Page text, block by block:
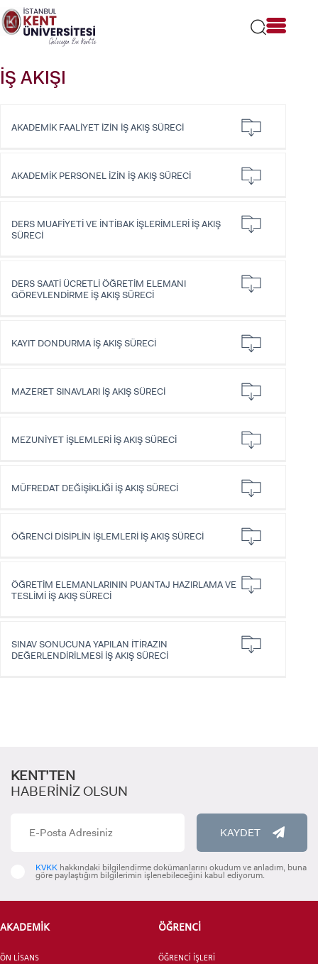
Lütfen
dikkat:
Bu
bir
INTERNATIONAL
STUDENT
LİSANSÜSTÜ EĞİTİM ENSTİTÜSÜ
İŞ AKIŞI
AKADEMİK FAALİYET İZİN İŞ AKIŞ SÜRECİ
AKADEMİK PERSONEL İZİN İŞ AKIŞ SÜRECİ
DERS MUAFİYETİ VE İNTİBAK İŞLERİMLERİ İŞ AKIŞ
SÜRECİ
DERS SAATİ ÜCRETLİ ÖĞRETİM ELEMANI
GÖREVLENDİRME İŞ AKIŞ SÜRECİ
KAYIT DONDURMA İŞ AKIŞ SÜRECİ
MAZERET SINAVLARI İŞ AKIŞ SÜRECİ
MEZUNİYET İŞLEMLERİ İŞ AKIŞ SÜRECİ
MÜFREDAT DEĞİŞİKLİĞİ İŞ AKIŞ SÜRECİ
ÖĞRENCİ DİSİPLİN İŞLEMLERİ İŞ AKIŞ SÜRECİ
ÖĞRETİM ELEMANLARININ PUANTAJ HAZIRLAMA VE
TESLİMİ İŞ AKIŞ SÜRECİ
SINAV SONUCUNA YAPILAN İTİRAZIN
DEĞERLENDİRİLMESİ İŞ AKIŞ SÜRECİ
KENT’TEN
HABERİNİZ OLSUN
KAYDET
KVKK hakkındaki bilgilendirme dokümanlarını okudum ve anladım, buna
göre paylaştığım bilgilerimin işlenebileceğini kabul ediyorum.
AKADEMİK
ÖN LİSANS
ÖĞRENCİ
ÖĞRENCİ İŞLERİ